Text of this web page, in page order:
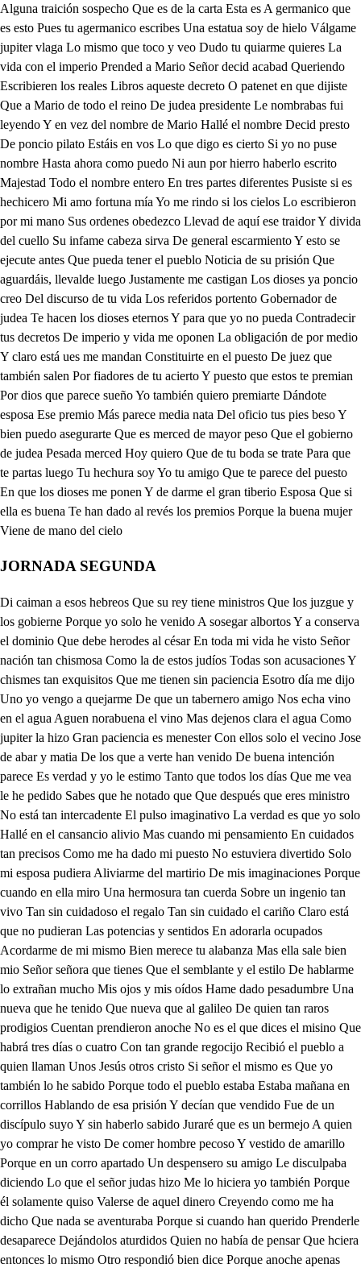
JORNADA SEGUNDA
Di caiman a esos hebreos Que su rey tiene ministros Que los juzgue y los gobierne Porque yo solo he venido A sosegar albortos Y a conserva el dominio Que debe herodes al césar En toda mi vida he visto Señor nación tan chismosa Como la de estos judíos Todas son acusaciones Y chismes tan exquisitos Que me tienen sin paciencia Esotro día me dijo Uno yo vengo a quejarme De que un tabernero amigo Nos echa vino en el agua Aguen norabuena el vino Mas dejenos clara el agua Como jupiter la hizo Gran paciencia es menester Con ellos solo el vecino Jose de abar y matia De los que a verte han venido De buena intención parece Es verdad y yo le estimo Tanto que todos los días Que me vea le he pedido Sabes que he notado que Que después que eres ministro No está tan intercadente El pulso imaginativo La verdad es que yo solo Hallé en el cansancio alivio Mas cuando mi pensamiento En cuidados tan precisos Como me ha dado mi puesto No estuviera divertido Solo mi esposa pudiera Aliviarme del martirio De mis imaginaciones Porque cuando en ella miro Una hermosura tan cuerda Sobre un ingenio tan vivo Tan sin cuidadoso el regalo Tan sin cuidado el cariño Claro está que no pudieran Las potencias y sentidos En adorarla ocupados Acordarme de mi mismo Bien merece tu alabanza Mas ella sale bien mio Señor señora que tienes Que el semblante y el estilo De hablarme lo extrañan mucho Mis ojos y mis oídos Hame dado pesadumbre Una nueva que he tenido Que nueva que al galileo De quien tan raros prodigios Cuentan prendieron anoche No es el que dices el misino Que habrá tres días o cuatro Con tan grande regocijo Recibió el pueblo a quien llaman Unos Jesús otros cristo Si señor el mismo es Que yo también lo he sabido Porque todo el pueblo estaba Estaba mañana en corrillos Hablando de esa prisión Y decían que vendido Fue de un discípulo suyo Y sin haberlo sabido Juraré que es un bermejo A quien yo comprar he visto De comer hombre pecoso Y vestido de amarillo Porque en un corro apartado Un despensero su amigo Le disculpaba diciendo Lo que el señor judas hizo Me lo hiciera yo también Porque él solamente quiso Valerse de aquel dinero Creyendo como me ha dicho Que nada se aventuraba Porque si cuando han querido Prenderle desaparece Dejándolos aturdidos Quien no había de pensar Que hciera entonces lo mismo Otro respondió bien dice Porque anoche apenas dijo Yo soy cuando en tierra dieron Con que más de veinte y cinco Se rompieron las narices Primero que los hocicos Y me he holgado porque haya Algunos romos judíos No sé yo que caber pueda En e´culpa ni delito Para mandarle prenderle A no estar desavenido Con el rey porque cortó La cabeza a juan mia maigo Le hablara para eso solo Porque en extremo he sentido La prisión del nazareno Que en fin era juan su primo Y yole deví la vida Pero estoy tan ofendido Del rey por su injusta muerte Que no verle determino jamás José viene a verte Señor seas bienvenido De parte de herodes vengo A darte como es preciso Aviso de lo que pasa El haberme dado aviso Primero que ejecutara Muerte que tanto he sentido Era lo que hacer debía Pero ya no necesito De que me dé parte en nada De eso también he venido A dar la disculpa como Puede tenerla conmigo De haber degollado a juan Por el ruego antojadizo De una niña pues no piense Que es muy amigo de niños Y mas cuando la causa fue tan oca Si la puede tener acción tan loca No hay ninguna mayor siendo el rey hombre Que una mujer de quien adora el nombre Que aunque fue la muchacha el instrumento Su madre fue el primer fundamento Mirar pudiera que era injusto el ruego Como pudo mirarlo si está ciego Luego das su delito por disculpa Yo no puedo negar que tuvo culpa Pero será primero por ventura A quien haya cegado por hermosura El gran David que tantas profecías Le llaman ascendiente del mesias A una mujer no le rindió despojos Solo vencido de sus mismos ojos Y obligado con bienes infinitos Cometió en un delito tres delitos Por divino misterio Escándalo, homicidio y adulterio. Su hijo salomón no es buen ejemplo Pues después de labrarla a Dios el templo En vez de reprimirse como sabio Cuanto su mano obró borró su labio Y una mujer borrón de la belleza Culto ofreció Su natural flaqueza Y dadila no fue dulce veneno De sansón el valiente nazareno Pues de experiencia conociendo el daño No supo aprovechar el desengaño Y del largo caalleo despojado Preso se halló sin ojos y ultrajado Hasta que por dan fin a sus fortunas Arrancando las dóricas columnas Derribo el templo con su daño cierto Quedando entre ellas vencedor y muerto Y otros que dejo de igual renombre Pues que excepciones tiene mas este hombre Que un Salomón prudente Un David santo y un sansón valiente En fin, ¿de qué novedad me avisa? De la prisión De Jesús el más notable Y prodigioso varón Que jamás ha visto el mundo Pues que causa le obligó a prenderle si le llama Profeta de vuestro dDios Todo el pueblo. Sus portentos Mas que de profeta son Pero el mismo pueblo siendo Quien su entrada festejo Pocos días ha sembrando Por cuanto su planta oyó Palmas, laureles oliva, Con ingrata educación Fue de su prisión la causa ¿qué dices pobre señor? Pues un hombre de quien cuentan Que muertos resucitó Que daba salud a enfermos Pudo dar a la calumnia No pudo darla mayor Que no hubiera ingratitud A no haber obligación De sus milagros componer Sus culpas que de la flor Que la virtud miel sacará Sacó azibar su rigor. Entre buena gente estamos Camila, fuego de dios Que suerte porque dicen Que fueron cuantos obró En virtud de satanás Vencemos siendo en favor Del hombre obrrlos pudiera Menos que en nombre de Dios Y para inicar a herodes Su rebelde obstinación Le acumulan que se llama Quien tal desatino vio Jesús, rey de los judíos, Y como a la religión Le toca también la causa El concilio se juntó Para verla muy despacio Y en la determinación Hubo varios pareceres De mas o menos rigor. Pero en fin mas sangriento El de caifas se arrimó Diciendo que aunque no hallaba Para su muerte razón Importaba que muriera Uno por la salvación De mucho y anás también Con caifas se conformó Después el concilio todo Dio por buena su opinión: Y en fin sentencia de muerte Mas no obstante te remite Como tiene obligación Al nazareno y su causa No pienso juzgarla yo Remitírsele a Herodes Porque tampoco es razón Juzgar yo lo que a él le toca Yo te suplico señor Que de sus cargos escuches Primero la relación Porque viendo su inocencia Pueda de tu parte yo Decir al rey como es falsa Del pueblo la acusación Antes que se le remitas Porque lo mire mejor Que yo sé bien que no cabe Delito en este varón Esto has de hacer por mi vida Por ti lo haré, ya el rumor Dice que llega a su casa Y desde aqueste balcón Se ve la confusa turba Tanta gente se juntó Para un hombre sin defensa En medio de un escuadrón De picas y de alabardas Le traen Pues si da una voz No ha de quedar hombre en pie Qué notable confusión Toda la ciudad le sigue Ha pueblo, monstruo feroz Vamos señor que ya suben Que notable alteración Siento en el pecho Muriendo de pesar A verle voy, vamos? Ya el pueblo te espera Que me avisas corazón Dejadme todos ya, Quizá en el lecho Tendrás algún alivio. Es imposible Naturaleza mi solor se ha hecho Pues a tantos remedios invencibles Absoluto señor es de mi pecho Algún remedio había? Como es posible Que pueda haberle ya si al dolor mio Ni le vence el calor ni templa el frío, Que importa sacro apolo Que a tiberio Ciña e laurel la siempre heroica frente Ni que a su nombre todo el hemisferio asustado le escuche y obediente Ni que el águila hermosa del imperio El rubio ocaso y el rozado oriente Toque con los extremos desusadas Sin un accidente a su poder iguala Mas si es razón asentada Que porque pueda vencerle A la fuerza del sujeto Mide el mal el accidente Y con el sujeto mio ninguno competir puede Claro está que no udiera Ser mi dolor menos fuerte Si el mayor monarca Más privilegio no tiene Que el que apacienta ganado En el mayor de los bienes En que al vasallo más pobre Son superiores los reyes En un eterno desvelo En estas cuidando siempre De que en lo que están distantes Parezca que están presentes En ser fuerza el añadirle De cualquier daño aunque leve Sobre el sentimiento suyo Lo que todo a un reino siente En que siendo humanos quieran Que como dioses penetren Para providencias varias Los futuros contigentes En no ser jamás descuento Para la ignorante plebe De lo que providentes ganan De lo que sin culpa pierden Que poco envidiados fuera Los soberanos laureles Si pudieran sus disgustos A cuenta de su placeres Un áspid tengo en el pecho Señor ya que nadie entiende Tu mal yo tengo noticia De quien podrá fácilmente Darte salud y quién es Un hombre que Dios parece Que sus raras maravillas El poder humano exceden cadáver es que la vista y olfato, asustan y ofenden levanta de los sepulcros y a sus voces obediente a su helada mortal cárcel el vital aliento vuelve. Qué dices, esto es verdad Pue siendo cierto que puede Hacer que burle la vida Los horrores de la muerte Sin duda todos los dioses Sus absolutos poderes En ese hombre sustituyen Sus amigos confidentes Su prometido Mesías Dicen que es comúnmente Le llama el pueblo profeta De su dios pues de ella fuerte Será hebreo, si señor Y dime que nombre tiene Uno le llaman Jesús Y otros cristo descendiente Aunque pobremente vive De la casa de los reyes De judea so lo el nombre Que me ha aliviado parece Amig a tu afecto solo Fiarte mi vida puede No dilates tu artida Busca ese varón y atiende A que tu venida espero En los brazos de la muerte Dile que ansioso le agurdo Y de mi parte le ofrece Cuanto rubio metal cria Ese planeta luciente Cuanto liquido rocio En nacares transparentes Cuaja el mar y llora el alba Mas si de Dios algo tienen Más que las riquezas vanas Estiman a que le rueguen Y pues los eternos dioses Interiores comprehenden Ni confianza será La parte que más le empeñe Vete al puerto más cercano Y en el bajel que estuviera Mas pronto a llenar el ferro Surca el húmedo tridente Por piloto mi esperanza Lleva que